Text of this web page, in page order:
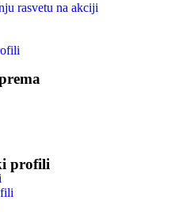
rasvetu na akciji
profili